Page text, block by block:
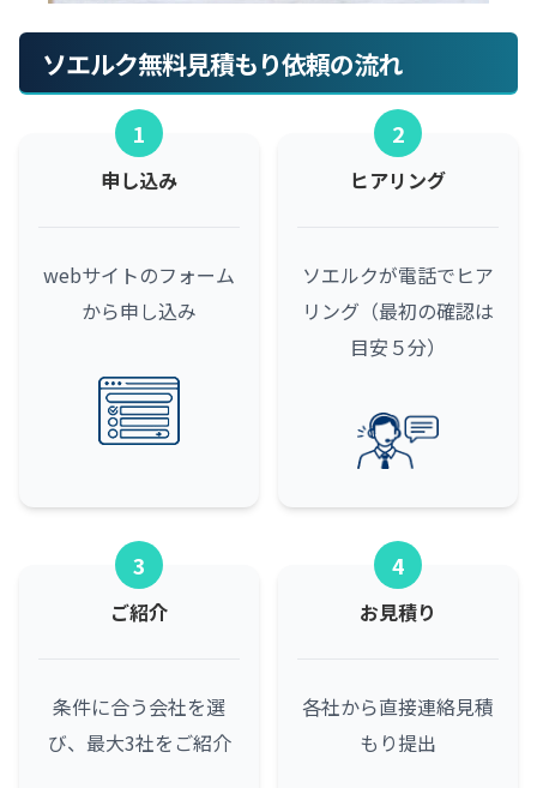
ソエルク無料見積もり依頼の流れ
1
申し込み
webサイトのフォーム
から申し込み
2
ヒアリング
ソエルクが電話でヒア
リング（最初の確認は
目安５分）
3
ご紹介
条件に合う会社を選
び、最大3社をご紹介
4
お見積り
各社から直接連絡見積
もり提出